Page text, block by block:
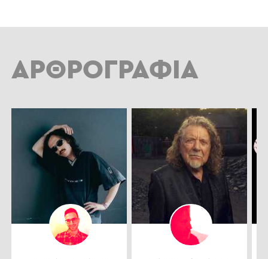
ΑΡΘΡΟΓΡΑΦΊΑ